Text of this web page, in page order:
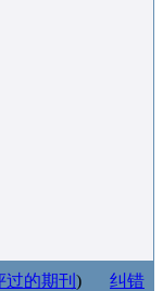
过的期刊 )
纠错